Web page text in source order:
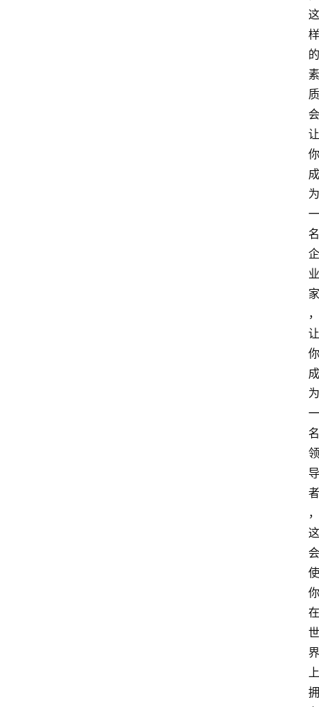
这
样
的
素
质
会
让
你
成
为
一
名
企
业
家
，
让
你
成
为
一
名
领
导
者
，
这
会
使
你
在
世
界
上
拥